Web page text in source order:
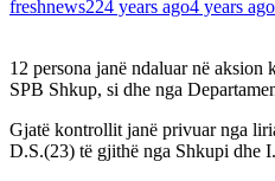
freshnews224 years ago4 years ago
12 persona janë ndaluar në
SPB Shkup, si dhe nga
Gjatë kontrollit janë privuar nga
D.S.(23) të gjithë nga Shkupi dhe